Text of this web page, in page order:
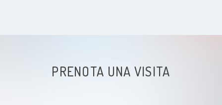
Colpo di Frusta
PRENOTA UNA VISITA